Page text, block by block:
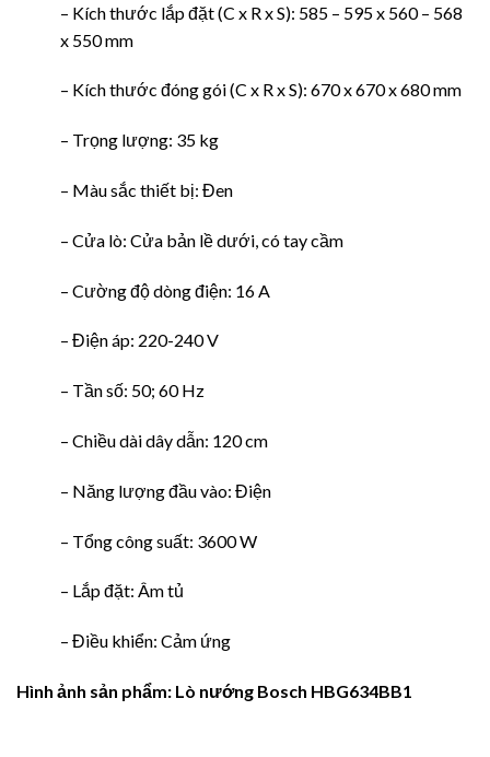
– Kích thước lắp đặt (C x R x S): 585 – 595 x 560 – 568
x 550 mm
– Kích thước đóng gói (C x R x S): 670 x 670 x 680 mm
– Trọng lượng: 35 kg
– Màu sắc thiết bị: Đen
– Cửa lò: Cửa bản lề dưới, có tay cầm
– Cường độ dòng điện: 16 A
– Điện áp: 220-240 V
– Tần số: 50; 60 Hz
– Chiều dài dây dẫn: 120 cm
– Năng lượng đầu vào: Điện
– Tổng công suất: 3600 W
– Lắp đặt: Âm tủ
– Điều khiển: Cảm ứng
Hình ảnh sản phẩm: Lò nướng Bosch HBG634BB1